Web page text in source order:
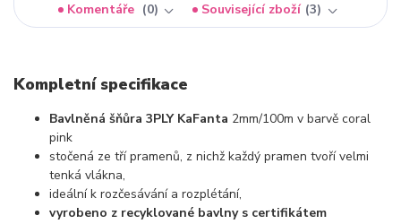
Komentáře
0 Související zboží 3
Kompletní specifikace
Bavlněná šňůra 3PLY KaFanta 2mm/100m v barvě coral
pink
stočená ze tří pramenů, z nichž každý pramen tvoří velmi
tenká vlákna,
ideální k rozčesávání a rozplétání,
vyrobeno z recyklované bavlny s certifikátem